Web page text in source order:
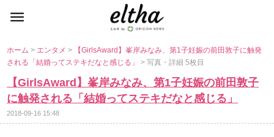
ホーム> エンタメ>
【GirlsAward】峯岸みなみ、第1子妊娠の前田敦子に触発
される「結婚ってステキだなと感じる」> 写真・詳細 5枚目
【GirlsAward】峯岸みなみ、第1子妊娠の前田敦子
に触発される「結婚ってステキだなと感じる」
2018-09-16 15:48